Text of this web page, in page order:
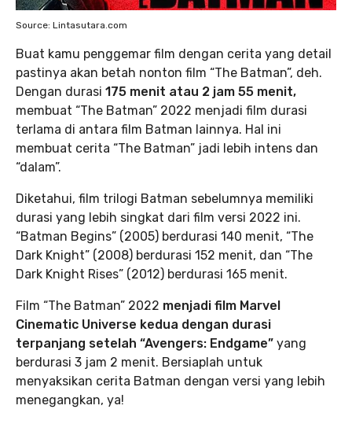
Source: Lintasutara.com
Buat kamu penggemar film dengan cerita yang detail
pastinya akan betah nonton film “The Batman”, deh.
Dengan durasi 175 menit atau 2 jam 55 menit,
membuat “The Batman” 2022 menjadi film durasi
terlama di antara film Batman lainnya. Hal ini
membuat cerita “The Batman” jadi lebih intens dan
“dalam”.
Diketahui, film trilogi Batman sebelumnya memiliki
durasi yang lebih singkat dari film versi 2022 ini.
“Batman Begins” (2005) berdurasi 140 menit, “The
Dark Knight” (2008) berdurasi 152 menit, dan “The
Dark Knight Rises” (2012) berdurasi 165 menit.
Film “The Batman” 2022 menjadi film Marvel
Cinematic Universe kedua dengan durasi
terpanjang setelah “Avengers: Endgame” yang
berdurasi 3 jam 2 menit. Bersiaplah untuk
menyaksikan cerita Batman dengan versi yang lebih
menegangkan, ya!